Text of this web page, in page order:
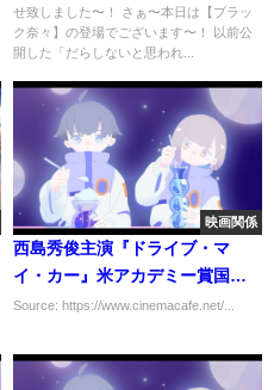
せ致しました〜！ さぁ〜本日は【ブラッ
ク奈々】の登場でございます〜！ 以前公
開した「だらしないと思われ...
映画関係
西島秀俊主演『ドライブ・マ
イ・カー』米アカデミー賞国際
長編映画賞部門の日本代表に！
Source: https://www.cinemacafe.net/...